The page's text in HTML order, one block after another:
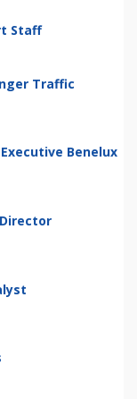
Staff
Traffic
Benelux